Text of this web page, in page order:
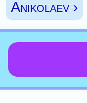
Anikolaev ›